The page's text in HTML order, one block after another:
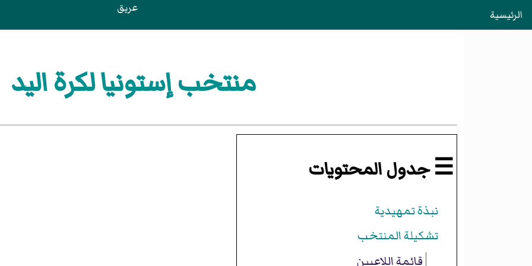
الرئيسية عريق
منتخب إستونيا لكرة اليد
☰ جدول المحتويات
نبذة تمهيدية
تشكيلة المنتخب
قائمة اللاعبين